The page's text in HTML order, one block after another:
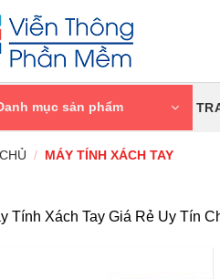
mục sản phẩm
/ MÁY TÍNH XÁCH TAY
Tính Xách Tay Giá Rẻ Uy Tín